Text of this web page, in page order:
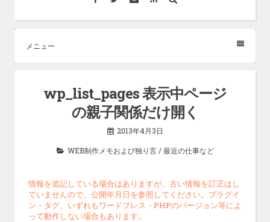
ッ
メニュー
wp_list_pages 表示中ページ
の親子関係だけ開く
2013年4月3日
WEB制作メモおよび独り言/最近の仕事など
情報を追記している場合はありますが、古い情報を訂正はし
ていませんので、公開年月日を参照してください。プラグイ
ン・タグ、いずれもワードプレス・PHPのバージョン等によ
って動作しない場合もあります。